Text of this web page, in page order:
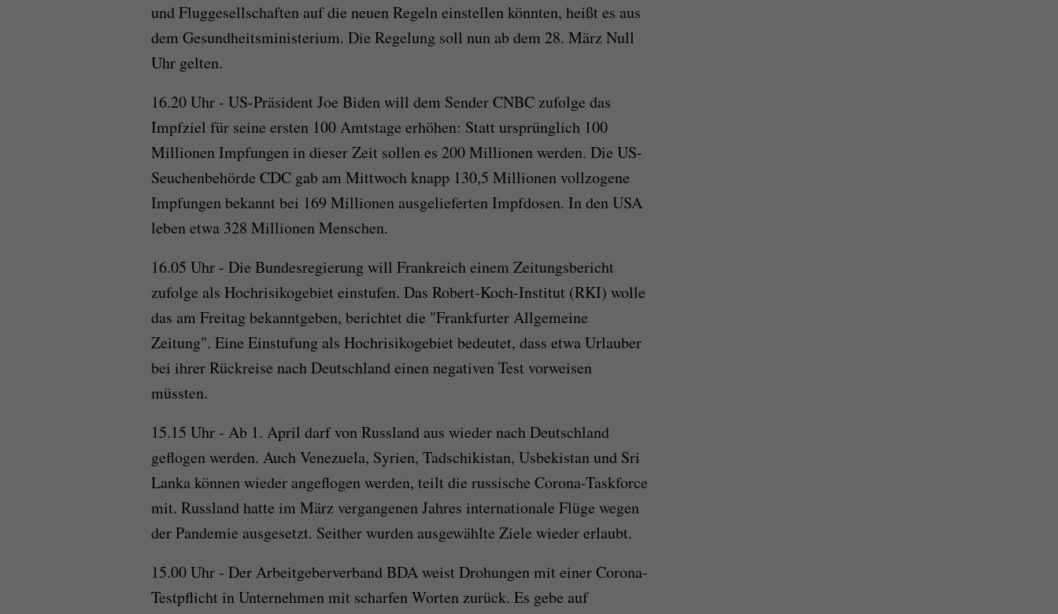
und Fluggesellschaften auf die neuen Regeln einstellen könnten, heißt es aus
dem Gesundheitsministerium. Die Regelung soll nun ab dem 28. März Null
Uhr gelten.
16.20 Uhr - US-Präsident Joe Biden will dem Sender CNBC zufolge das
Impfziel für seine ersten 100 Amtstage erhöhen: Statt ursprünglich 100
Millionen Impfungen in dieser Zeit sollen es 200 Millionen werden. Die US-
Seuchenbehörde CDC gab am Mittwoch knapp 130,5 Millionen vollzogene
Impfungen bekannt bei 169 Millionen ausgelieferten Impfdosen. In den USA
leben etwa 328 Millionen Menschen.
16.05 Uhr - Die Bundesregierung will Frankreich einem Zeitungsbericht
zufolge als Hochrisikogebiet einstufen. Das Robert-Koch-Institut (RKI) wolle
das am Freitag bekanntgeben, berichtet die "Frankfurter Allgemeine
Zeitung". Eine Einstufung als Hochrisikogebiet bedeutet, dass etwa Urlauber
bei ihrer Rückreise nach Deutschland einen negativen Test vorweisen
müssten.
15.15 Uhr - Ab 1. April darf von Russland aus wieder nach Deutschland
geflogen werden. Auch Venezuela, Syrien, Tadschikistan, Usbekistan und Sri
Lanka können wieder angeflogen werden, teilt die russische Corona-Taskforce
mit. Russland hatte im März vergangenen Jahres internationale Flüge wegen
der Pandemie ausgesetzt. Seither wurden ausgewählte Ziele wieder erlaubt.
15.00 Uhr - Der Arbeitgeberverband BDA weist Drohungen mit einer Corona-
Testpflicht in Unternehmen mit scharfen Worten zurück. Es gebe auf